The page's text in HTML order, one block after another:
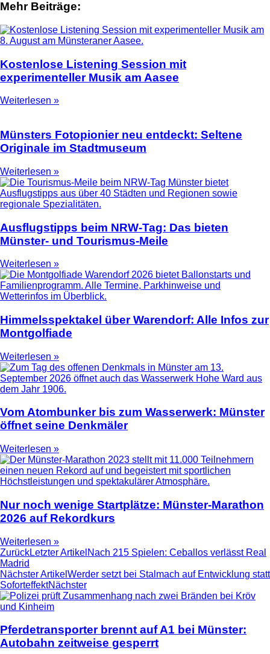
Mehr Beiträge:
Kostenlose Listening Session mit
experimenteller Musik am Aasee
Weiterlesen »
Münsters Fotopionier neu entdeckt: Seltene
Originale im Stadtmuseum
Weiterlesen »
Ausflugstipps beim NRW-Tag: Das bieten
Münster- und Tourismus-Meile
Weiterlesen »
Himmelsspektakel über Warendorf: Alle Infos zur
Montgolfiade
Weiterlesen »
Vom Atombunker bis zum Wasserwerk: Münster
öffnet seine Denkmäler
Weiterlesen »
Nur noch wenige Startplätze: Münster-Marathon
2026 auf Rekordkurs
Weiterlesen »
ZurückLetzter Artikel Nach 215 Spielen: Ceballos verlässt Real
Madrid
Nächster Artikel Werder setzt bei Stalmach auf Entwicklung statt
SoforteffektNächster
Pferdetransporter brennt auf A1 bei Münster:
Autobahn zeitweise gesperrt